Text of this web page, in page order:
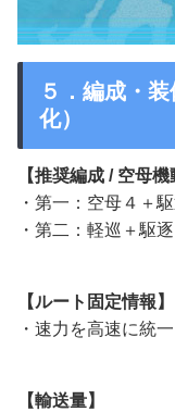
５．編成・
化）
【推奨編成 / 空母機
・第一：空母４＋
・第二：軽巡＋駆
【ルート固定情報】
・速力を高速に統一
【輸送量】